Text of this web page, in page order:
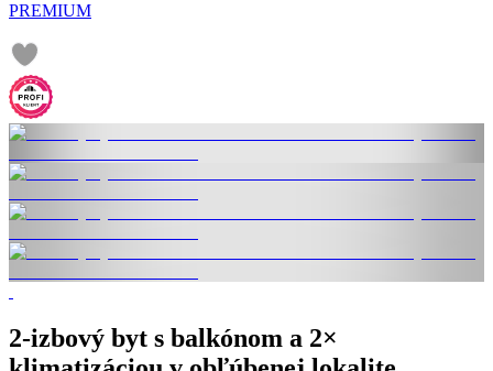
PREMIUM
2-izbový byt s balkónom a 2×